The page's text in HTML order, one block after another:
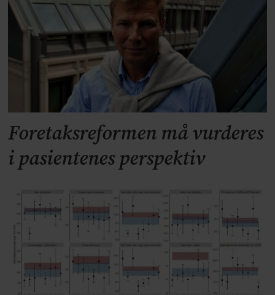
Foretaksreformen må vurderes
i pasientenes perspektiv